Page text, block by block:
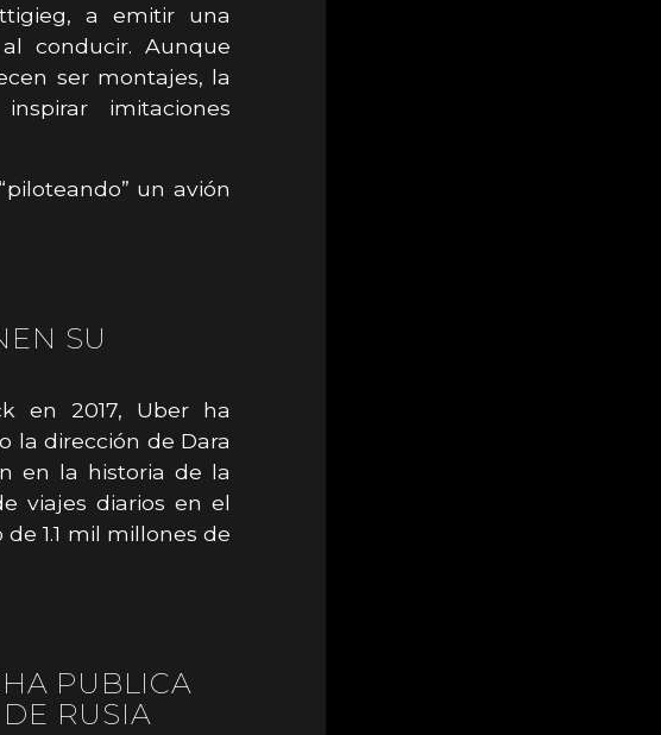
a emitir una
conducir. Aunque
ser montajes, la
imitaciones
un avión
SU
en 2017, Uber ha
la dirección de Dara
en la historia de la
viajes diarios en el
1.1 mil millones de
PUBLICA
RUSIA